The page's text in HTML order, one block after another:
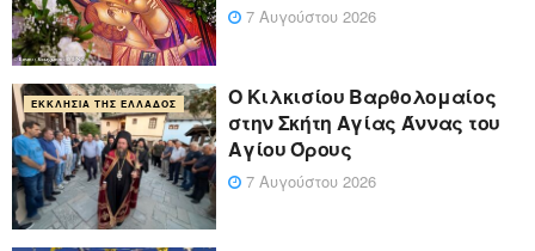
7 Αυγούστου 2026
ΕΚΚΛΗΣΊΑ ΤΗΣ ΕΛΛΆΔΟΣ
Ο Κιλκισίου Βαρθολομαίος
στην Σκήτη Αγίας Άννας του
Αγίου Όρους
7 Αυγούστου 2026